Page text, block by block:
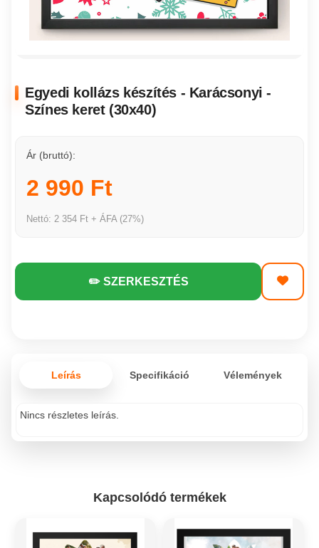
Egyedi kollázs készítés - Karácsonyi -
Színes keret (30x40)
Ár (bruttó):
2 990 Ft
Nettó: 2 354 Ft + ÁFA (27%)
✏️ SZERKESZTÉS
Leírás Specifikáció Vélemények
Nincs részletes leírás.
Kapcsolódó termékek